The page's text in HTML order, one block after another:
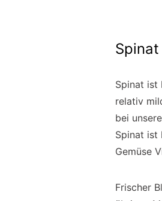
Spinat
Spinat ist
relativ
bei
Spinat ist
Gemüse
Frischer